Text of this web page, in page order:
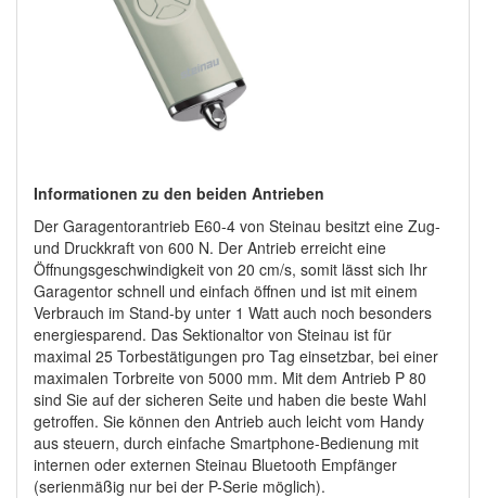
Informationen zu den beiden Antrieben
Der Garagentorantrieb E60-4 von Steinau besitzt eine Zug-
und Druckkraft von 600 N. Der Antrieb erreicht eine
Öffnungsgeschwindigkeit von 20 cm/s, somit lässt sich Ihr
Garagentor schnell und einfach öffnen und ist mit einem
Verbrauch im Stand-by unter 1 Watt auch noch besonders
energiesparend. Das Sektionaltor von Steinau ist für
maximal 25 Torbestätigungen pro Tag einsetzbar, bei einer
maximalen Torbreite von 5000 mm. Mit dem Antrieb P 80
sind Sie auf der sicheren Seite und haben die beste Wahl
getroffen. Sie können den Antrieb auch leicht vom Handy
aus steuern, durch einfache Smartphone-Bedienung mit
internen oder externen Steinau Bluetooth Empfänger
(serienmäßig nur bei der P-Serie möglich).